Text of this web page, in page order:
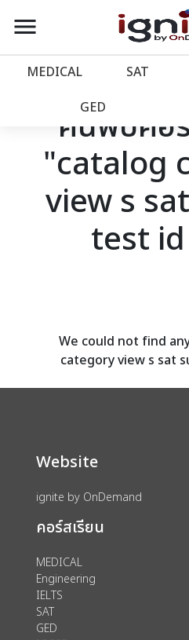
account_balance หน้าแรก
เว็บไซต์อิกไนท์
โปรโมชั่น
วางแผนการเรียน
เข้าสู่ระบบ
menu
MEDICAL SAT
GED
ค้นพบคอ
"catalog
view s
test
We could not find
category view s sat
Website
ignite by OnDemand
คอร์สเรียน
MEDICAL
Engineering
IELTS
SAT
GED